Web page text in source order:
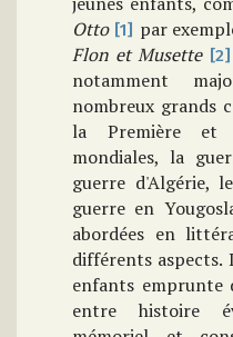
Otto [1] par
Flon etMusette [2]
notamment
nombreux grands
la Première et
mondiales, la
guerre d'Algérie,
guerre en
abordées en
différents aspects.
enfants emprunte
entre histoire